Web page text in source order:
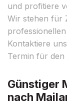
und profitiere
Wir stehen für
professionellen
Kontaktiere
Termin für den
Günstiger
nach